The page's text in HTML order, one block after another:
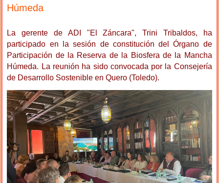
Húmeda
La gerente de ADI "El Záncara", Trini Tribaldos, ha
participado en la sesión de constitución del Órgano de
Participación de la Reserva de la Biosfera de la Mancha
Húmeda. La reunión ha sido convocada por la Consejería
de Desarrollo Sostenible en Quero (Toledo).